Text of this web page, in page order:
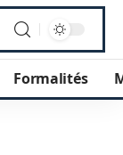
Formalités